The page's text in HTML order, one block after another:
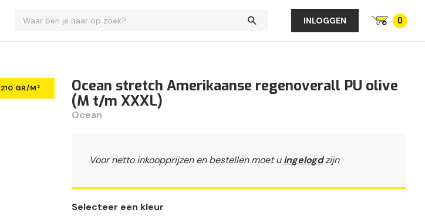
INLOGGEN 0
210 GR/M²
Ocean stretch Amerikaanse regenoverall PU olive
(M t/m XXXL)
Ocean
Voor netto inkoopprijzen en bestellen moet uingelogdzijn
Selecteer een kleur